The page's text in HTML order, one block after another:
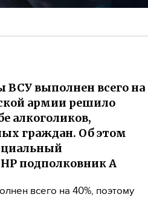
ВСУ выполнен всего на
армии решило
алкоголиков,
граждан. Об этом
подполковник А
всего на 40%, поэтому